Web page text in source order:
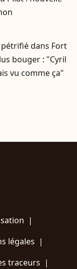
dans Fort
bouger : "Cyril
vu comme ça"
|
légales |
traceurs |